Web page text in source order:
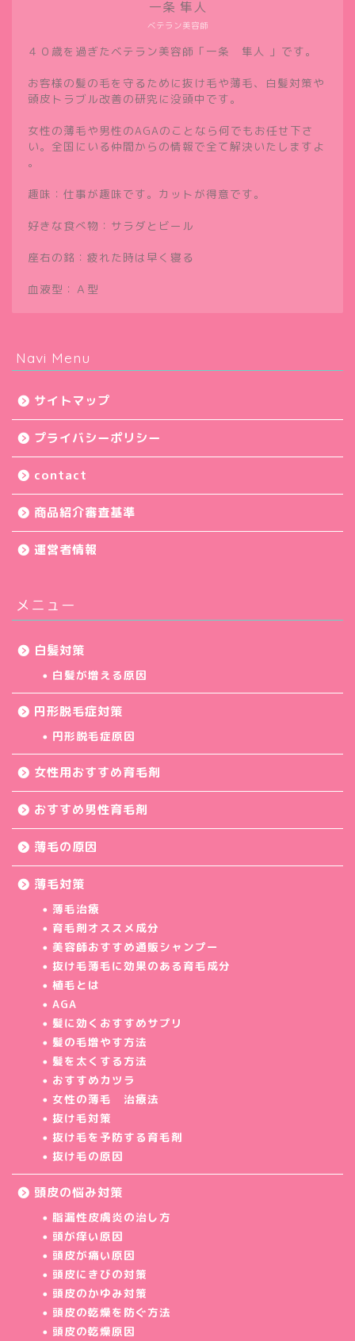
ベテラン美容師
一条 隼人
４０歳を過ぎたベテラン美容師「一条 隼人 」です。
お客様の髪の毛を守るために抜け毛や薄毛、白髪対策や
頭皮トラブル改善の研究に没頭中です。
女性の薄毛や男性のAGAのことなら何でもお任せ下さ
い。全国にいる仲間からの情報で全て解決いたしますよ
。
趣味：仕事が趣味です。カットが得意です。
好きな食べ物：サラダとビール
座右の銘：疲れた時は早く寝る
血液型：Ａ型
Navi Menu
サイトマップ
プライバシーポリシー
contact
商品紹介審査基準
運営者情報
メニュー
白髪対策
白髪が増える原因
円形脱毛症対策
円形脱毛症原因
女性用おすすめ育毛剤
おすすめ男性育毛剤
薄毛の原因
薄毛対策
薄毛治療
育毛剤オススメ成分
美容師おすすめ通販シャンプー
抜け毛薄毛に効果のある育毛成分
植毛とは
AGA
髪に効くおすすめサプリ
髪の毛増やす方法
髪を太くする方法
おすすめカツラ
女性の薄毛 治療法
抜け毛対策
抜け毛を予防する育毛剤
抜け毛の原因
頭皮の悩み対策
脂漏性皮膚炎の治し方
頭が痒い原因
頭皮が痛い原因
頭皮にきびの対策
頭皮のかゆみ対策
頭皮の乾燥を防ぐ方法
頭皮の乾燥原因